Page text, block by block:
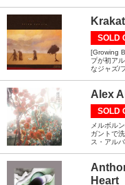
SOLD
[Growing
プが初ア
なジャズ/
Alex
SOLD
メルボル
ガントで
ス・アルバ
Heart